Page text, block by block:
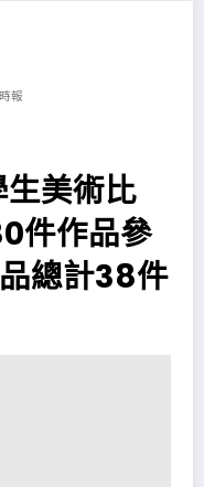
報
生美術比
件作品參
總計38件